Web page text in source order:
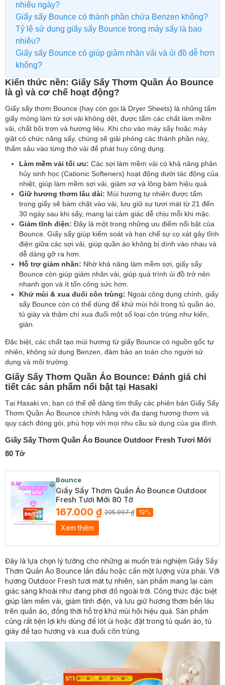
nhiêu ngày?
Giấy sấy Bounce có thành phần chứa Benzen không?
Tỷ lệ sử dụng giấy sấy Bounce trong máy sấy là bao
nhiêu?
Giấy sấy Bounce có giúp giảm nhăn vải và ủi đồ dễ hơn
không?
Kiến thức nền: Giấy Sấy Thơm Quần Áo Bounce
là gì và cơ chế hoạt động?
Giấy sấy thơm Bounce (hay còn gọi là Dryer Sheets) là những tấm
giấy mỏng làm từ sợi vải không dệt, được tẩm các chất làm mềm
vải, chất bôi trơn và hương liệu. Khi cho vào máy sấy hoặc máy
giặt có chức năng sấy, chúng sẽ giải phóng các thành phần này,
thấm sâu vào từng thớ vải để phát huy công dụng.
Làm mềm vải tối ưu: Các sợi làm mềm vải có khả năng phân
hủy sinh học (Cationic Softeners) hoạt động dưới tác động của
nhiệt, giúp làm mềm sợi vải, giảm xơ và lông bám hiệu quả.
Giữ hương thơm lâu dài: Mùi hương tự nhiên được tẩm
trong giấy sẽ bám chặt vào vải, lưu giữ sự tươi mát từ 21 đến
30 ngày sau khi sấy, mang lại cảm giác dễ chịu mỗi khi mặc.
Giảm tĩnh điện: Đây là một trong những ưu điểm nổi bật của
Bounce. Giấy sấy giúp kiểm soát và hạn chế sự cọ xát gây tĩnh
điện giữa các sợi vải, giúp quần áo không bị dính vào nhau và
dễ dàng gỡ ra hơn.
Hỗ trợ giảm nhăn: Nhờ khả năng làm mềm sợi, giấy sấy
Bounce còn giúp giảm nhăn vải, giúp quá trình ủi đồ trở nên
nhanh gọn và ít tốn công sức hơn.
Khử mùi & xua đuổi côn trùng: Ngoài công dụng chính, giấy
sấy Bounce còn có thể dùng để khử mùi hôi trong tủ quần áo,
tủ giày và thậm chí xua đuổi một số loại côn trùng như kiến,
gián.
Đặc biệt, các chất tạo mùi hương từ giấy Bounce có nguồn gốc tự
nhiên, không sử dụng Benzen, đảm bảo an toàn cho người sử
dụng và môi trường.
Giấy Sấy Thơm Quần Áo Bounce: Đánh giá chi
tiết các sản phẩm nổi bật tại Hasaki
Tại Hasaki.vn, bạn có thể dễ dàng tìm thấy các phiên bản Giấy Sấy
Thơm Quần Áo Bounce chính hãng với đa dạng hương thơm và
quy cách đóng gói, phù hợp với mọi nhu cầu sử dụng của gia đình.
Giấy Sấy Thơm Quần Áo Bounce Outdoor Fresh Tươi Mới
80 Tờ
Bounce
Giấy Sấy Thơm Quần Áo Bounce Outdoor
Fresh Tươi Mới 80 Tờ
167.000 ₫ 205.997 ₫ 19%
Xem thêm
Đây là lựa chọn lý tưởng cho những ai muốn trải nghiệm Giấy Sấy
Thơm Quần Áo Bounce lần đầu hoặc cần một lượng vừa phải. Với
hương Outdoor Fresh tươi mát tự nhiên, sản phẩm mang lại cảm
giác sảng khoái như đang phơi đồ ngoài trời. Công thức đặc biệt
giúp làm mềm vải, giảm tĩnh điện, và lưu giữ hương thơm bền lâu
trên quần áo, đồng thời hỗ trợ khử mùi hôi hiệu quả. Sản phẩm
cũng rất tiện lợi khi dùng để lót ủi hoặc đặt trong tủ quần áo, tủ
giày để tạo hương và xua đuổi côn trùng.